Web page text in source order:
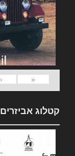
«
‹
קטלוג אביזרים Jeep 1986